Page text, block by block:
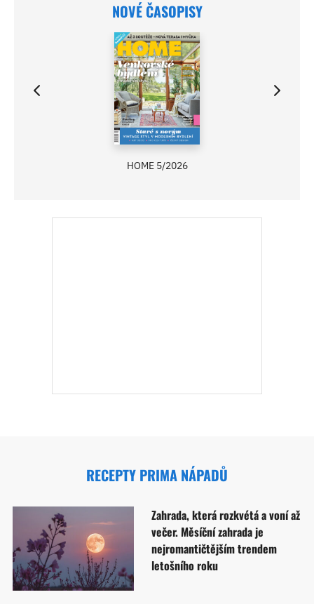
NOVÉ ČASOPISY
HOME 5/2026
RECEPTY PRIMA NÁPADŮ
Zahrada, která rozkvétá a voní až
večer. Měsíční zahrada je
nejromantičtějším trendem
letošního roku